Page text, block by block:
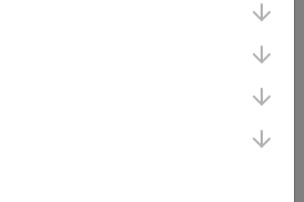
toertocht?
de volgende